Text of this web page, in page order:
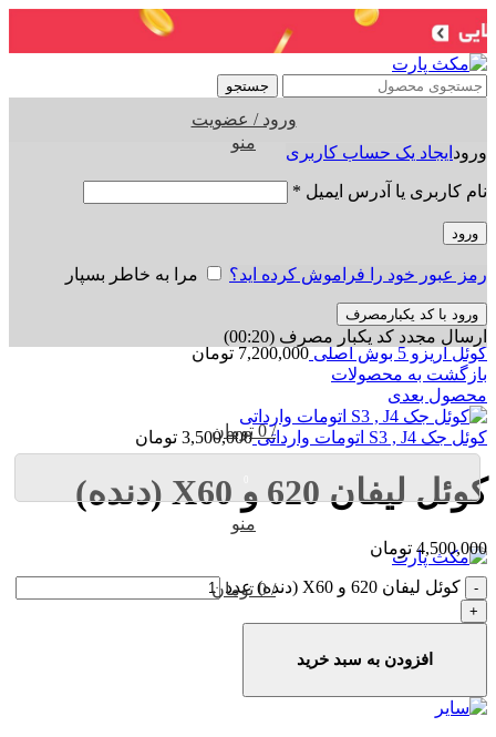
جستجو
ورود / عضویت
ورود ایجاد یک حساب کاربری
نام کاربری یا آدرس ایمیل *
ورود
رمز عبور خود را فراموش کرده اید؟ مرا به خاطر بسپار
ورود با کد یکبارمصرف
ارسال مجدد کد یکبار مصرف (00:
20
)
/
0 تومان
منو
/
0 تومان
منو
برای بزرگنمایی کلیک کنید
خانهکوئلکوئل لیفان 620 و X60 (دنده)
محصول قبلی
کوئل آریزو 5 بوش اصلی 7,200,000 تومان
بازگشت به محصولات
محصول بعدی
کوئل جک S3 , J4 اتومات وارداتی 3,500,000 تومان
کوئل لیفان 620 و X60 (دنده)
4,500,000 تومان
کوئل لیفان 620 و X60 (دنده) عدد
افزودن به سبد خرید